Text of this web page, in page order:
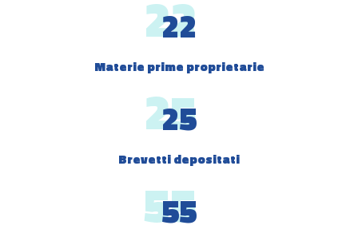
22
Materie prime proprietarie
25
Brevetti depositati
55